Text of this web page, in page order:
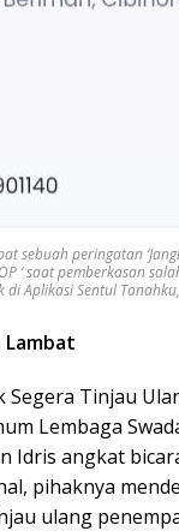
sebuah peringatan
‘ saat pemberkasan
di Aplikasi Sentul
Lambat
Segera Tinjau
Lembaga
Idris angkat
pihaknya
ulang